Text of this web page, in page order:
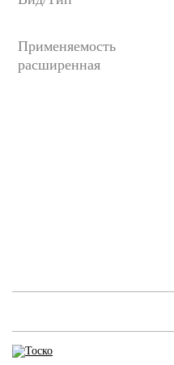
Применяемость
расширенная